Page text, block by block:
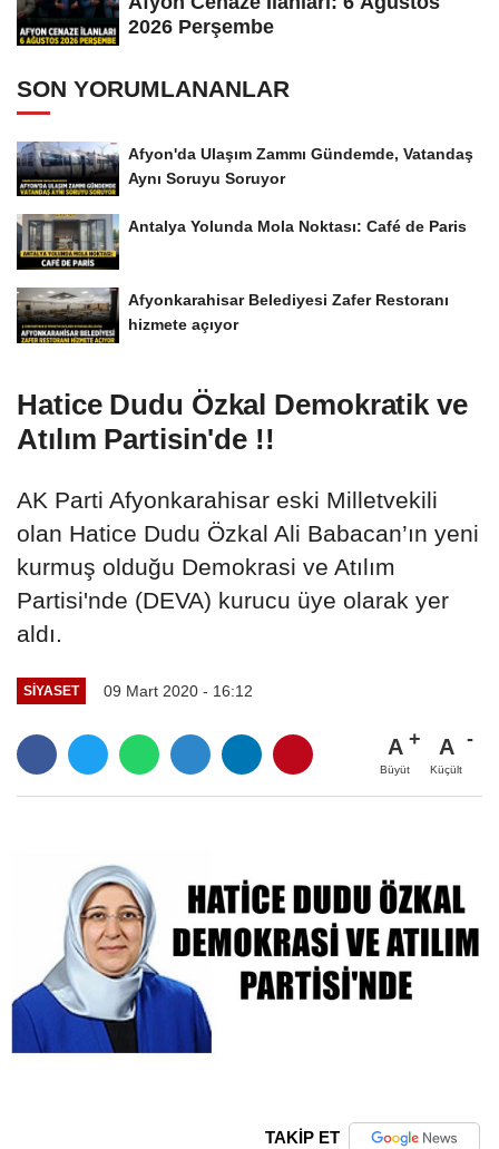
2026 Perşembe
SON YORUMLANANLAR
Afyon'da Ulaşım Zammı Gündemde, Vatandaş
Aynı Soruyu Soruyor
Antalya Yolunda Mola Noktası: Café de Paris
Afyonkarahisar Belediyesi Zafer Restoranı
hizmete açıyor
Hatice Dudu Özkal Demokratik ve
Atılım Partisin'de !!
AK Parti Afyonkarahisar eski Milletvekili
olan Hatice Dudu Özkal Ali Babacan’ın yeni
kurmuş olduğu Demokrasi ve Atılım
Partisi'nde (DEVA) kurucu üye olarak yer
aldı.
SIYASET 09 Mart 2020 - 16:12
A
Büyüt
A
Küçült
TAKİP ET